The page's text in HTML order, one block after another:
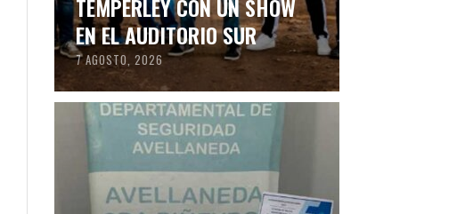
TEMPERLEY CON UN SHOW
EN EL AUDITORIO SUR
7 AGOSTO, 2026